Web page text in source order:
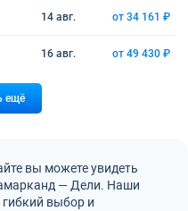
14 авг. от 34 161 ₽
16 авг. от 49 430 ₽
ещё
вы можете увидеть
— Дели. Наши
выбор и